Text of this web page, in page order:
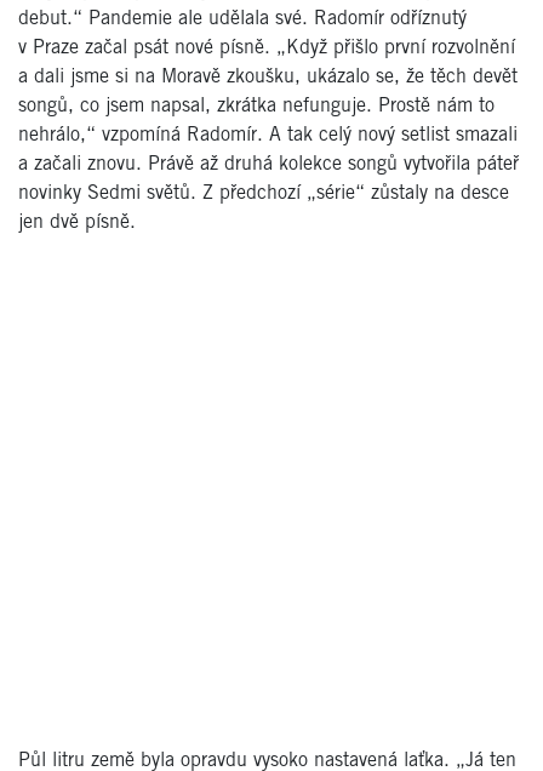
debut.“ Pandemie ale udělala své. Radomír odříznutý
v Praze začal psát nové písně. „Když přišlo první rozvolnění
a dali jsme si na Moravě zkoušku, ukázalo se, že těch devět
songů, co jsem napsal, zkrátka nefunguje. Prostě nám to
nehrálo,“ vzpomíná Radomír. A tak celý nový setlist smazali
a začali znovu. Právě až druhá kolekce songů vytvořila páteř
novinky Sedmi světů. Z předchozí „série“ zůstaly na desce
jen dvě písně.
Půl litru země byla opravdu vysoko nastavená laťka. „Já ten